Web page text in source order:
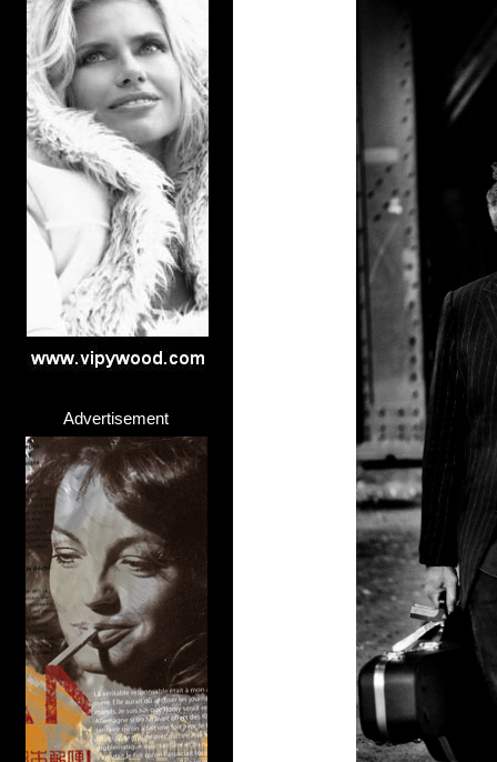
Advertisement